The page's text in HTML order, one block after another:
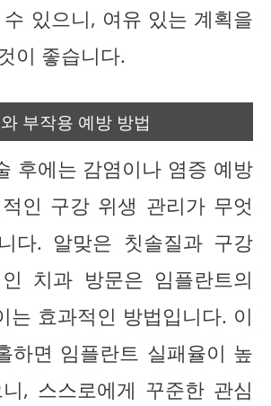
있으니, 여유 있는 계획을
이 좋습니다.
부작용 예방 방법
후에는 감염이나 염증 예방
인 구강 위생 관리가 무엇
다. 알맞은 칫솔질과 구강
치과 방문은 임플란트의
는 효과적인 방법입니다. 이
하면 임플란트 실패율이 높
, 스스로에게 꾸준한 관심